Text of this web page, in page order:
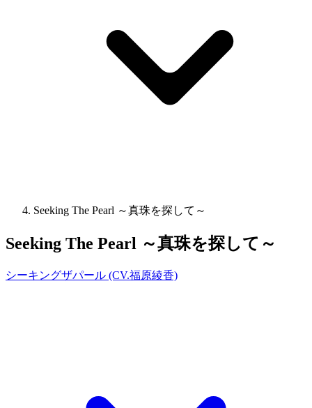
Seeking The Pearl ～真珠を探して～
Seeking The Pearl ～真珠を探して～
シーキングザパール (CV.福原綾香)